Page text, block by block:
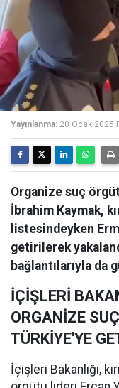
Yayınlanma: 20 Ocak 2025
Organize suç
İbrahim Kaymak,
listesindeyken
getirilerek
bağlantılarıyla da
İÇİŞLERİ
ORGANİZE
TÜRKİYE'YE
İçişleri Bakanlığı,